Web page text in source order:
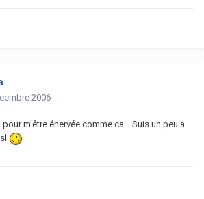
2006
m'être énervée comme ca... Suis un peu a